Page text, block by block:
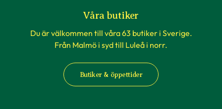
och inspiration.Våra butiker
Du är välkommen till våra 63 butiker i Sverige.
Från Malmö i syd till Luleå i norr.
Butiker & öppettider